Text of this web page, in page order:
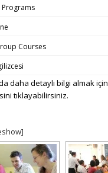
Programs
Courses
daha detaylı bilgi almak için
tıklayabilirsiniz.